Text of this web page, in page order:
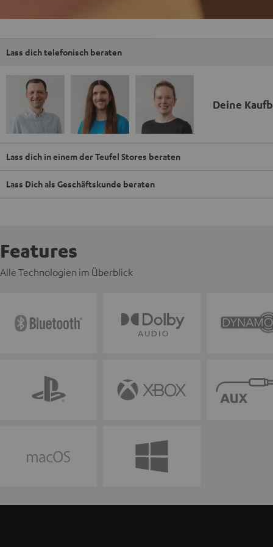
Lass dich telefonisch beraten
Deine
Lass dich in einem der Teufel Stores beraten
Lass Dich als Geschäftskunde beraten
Features
Alle Technologien im Überblick